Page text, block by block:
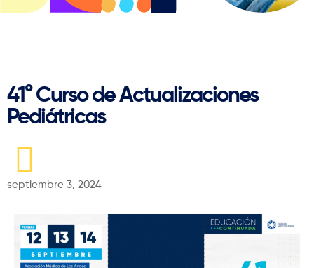
41° Curso de Actualizaciones
Pediátricas
septiembre 3, 2024